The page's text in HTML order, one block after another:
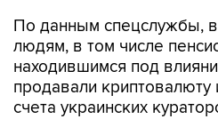
По данным спецслужбы,
людям, в том числе
находившимся под
продавали
счета украинских